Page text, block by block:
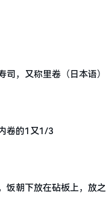
司，又称里卷（日本语
卷的1又1/3
饭朝下放在砧板上，放